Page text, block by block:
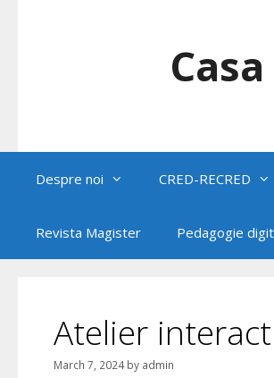
Despre noi CRED-RECRED
Revista Magister Pedagogie
Atelier
March 7, 2024 by admin